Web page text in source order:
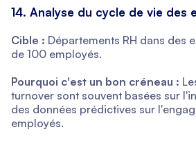
14. Analyse du cycle de vie des
Cible : Départements RH dans des
de 100 employés.
Pourquoi c'est un bon créneau :
turnover sont souvent basées sur
des données prédictives sur
employés.